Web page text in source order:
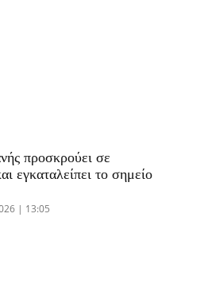
προσκρούει σε
εγκαταλείπει το σημείο
| 13:05